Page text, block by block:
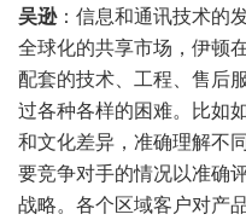
吴逊：信息和通讯技术的
全球化的共享市场，伊顿
配套的技术、工程、售后
过各种各样的困难。比如
和文化差异，准确理解不
要竞争对手的情况以准确
战略。各个区域客户对产